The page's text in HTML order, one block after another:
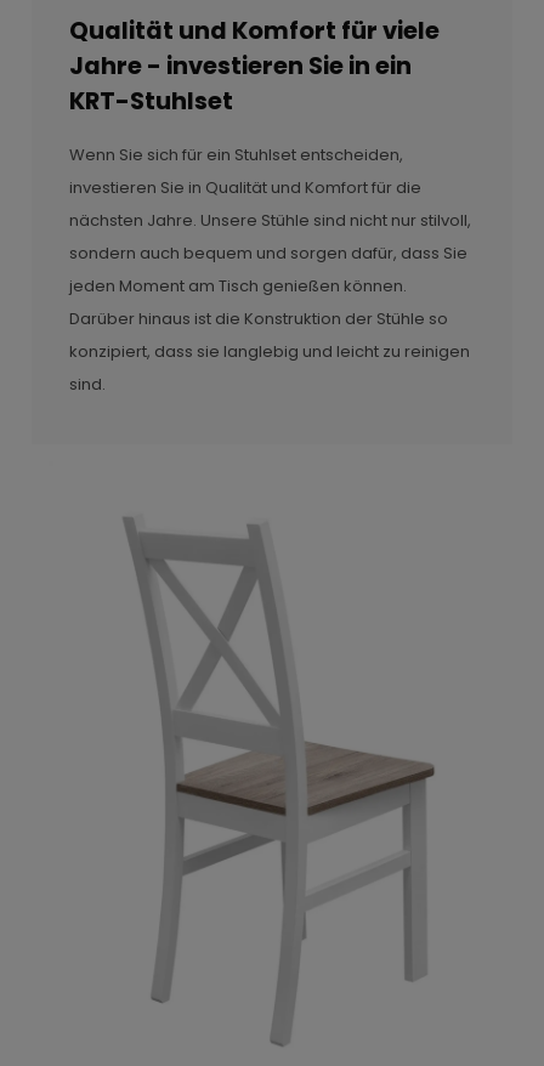
Qualität und Komfort für viele
Jahre - investieren Sie in ein
KRT-Stuhlset
Wenn Sie sich für ein Stuhlset entscheiden,
investieren Sie in Qualität und Komfort für die
nächsten Jahre. Unsere Stühle sind nicht nur stilvoll,
sondern auch bequem und sorgen dafür, dass Sie
jeden Moment am Tisch genießen können.
Darüber hinaus ist die Konstruktion der Stühle so
konzipiert, dass sie langlebig und leicht zu reinigen
sind.